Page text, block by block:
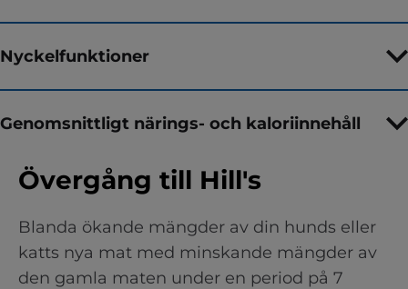
Nyckelfunktioner
Genomsnittligt närings- och kaloriinnehåll
Övergång till Hill's
Blanda ökande mängder av din hunds eller
katts nya mat med minskande mängder av
den gamla maten under en period på 7